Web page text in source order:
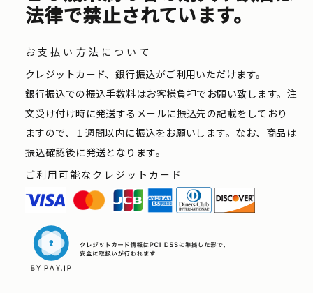
法律で禁止されています。
お支払い方法について
クレジットカード、銀行振込がご利用いただけます。
銀行振込での振込手数料はお客様負担でお願い致します。注
文受け付け時に発送するメールに振込先の記載をしており
ますので、１週間以内に振込をお願いします。なお、商品は
振込確認後に発送となります。
ご利用可能なクレジットカード